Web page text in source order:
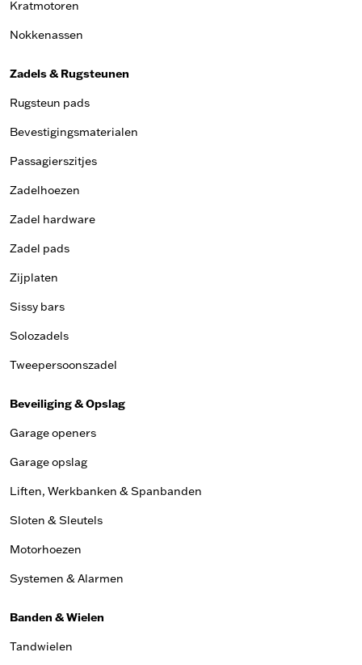
Kratmotoren
Nokkenassen
Zadels & Rugsteunen
Rugsteun pads
Bevestigingsmaterialen
Passagierszitjes
Zadelhoezen
Zadel hardware
Zadel pads
Zijplaten
Sissy bars
Solozadels
Tweepersoonszadel
Beveiliging & Opslag
Garage openers
Garage opslag
Liften, Werkbanken & Spanbanden
Sloten & Sleutels
Motorhoezen
Systemen & Alarmen
Banden & Wielen
Tandwielen